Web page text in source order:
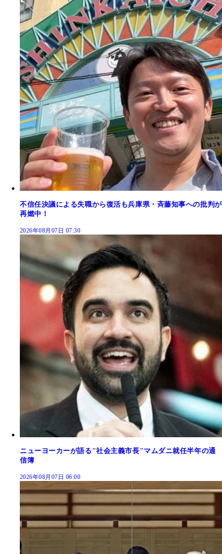
不信任決議による失職から復活も兵庫県・斉藤知事への批判が
再燃中！
2026年08月07日 07:30
ニューヨーカーが語る"社会主義市長"マムダニ就任半年の通
信簿
2026年08月07日 06:00